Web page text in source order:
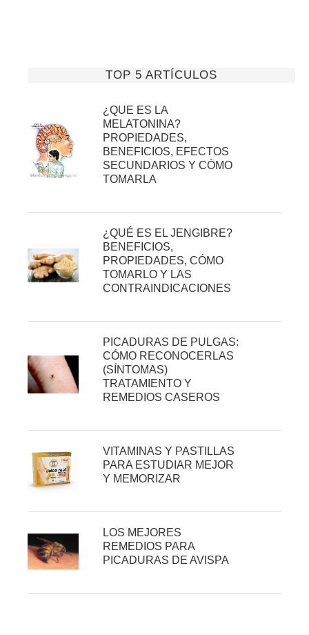
TOP 5 ARTÍCULOS
¿QUE ES LA
MELATONINA?
PROPIEDADES,
BENEFICIOS, EFECTOS
SECUNDARIOS Y CÓMO
TOMARLA
¿QUÉ ES EL JENGIBRE?
BENEFICIOS,
PROPIEDADES, CÓMO
TOMARLO Y LAS
CONTRAINDICACIONES
PICADURAS DE PULGAS:
CÓMO RECONOCERLAS
(SÍNTOMAS)
TRATAMIENTO Y
REMEDIOS CASEROS
VITAMINAS Y PASTILLAS
PARA ESTUDIAR MEJOR
Y MEMORIZAR
LOS MEJORES
REMEDIOS PARA
PICADURAS DE AVISPA